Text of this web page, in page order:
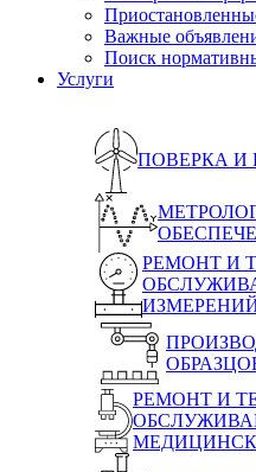
Важные
Поиск
Услуги
ПОВЕРКА И
РЕМОНТ И
РЕМОНТ И